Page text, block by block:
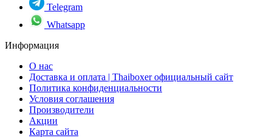
Telegram
Whatsapp
Информация
О нас
Доставка и оплата | Thaiboxer официальный сайт
Политика конфиденциальности
Условия соглашения
Производители
Акции
Карта сайта